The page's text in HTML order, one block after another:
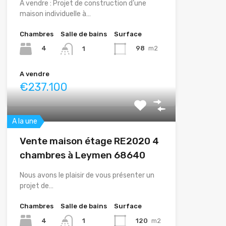
À vendre : Projet de construction d’une
maison individuelle à…
Chambres
4
Salle de bains
1
Surface
98 m2
A vendre
€237.100
A la une
Vente maison étage RE2020 4
chambres à Leymen 68640
Nous avons le plaisir de vous présenter un
projet de…
Chambres
4
Salle de bains
1
Surface
120 m2